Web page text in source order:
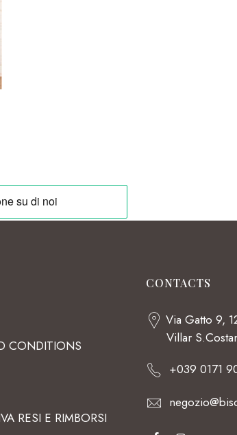
CONDITIONS
RESI E RIMBORSI
CONTACTS
Via Gatto 9,
Villar
+039 0171